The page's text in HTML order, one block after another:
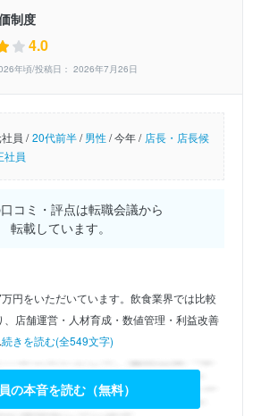
制度
4.0
年頃/投稿日： 2026年7月26日
員 / 20代前半/男性/今年 / 店長・店長候
社員
コミ・評点は転職会議から
転載しています。
円をいただいています。飲食業界では比較
店舗運営・人材育成・数値管理・利益改善
続きを読む(全549文字)
の本音を読む（無料）